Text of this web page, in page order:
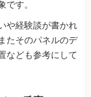
す。
や経験談が書かれ
たそのパネルのデ
なども参考にして